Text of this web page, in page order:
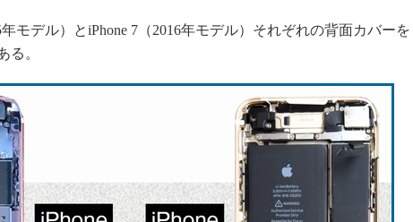
年モデル）とiPhone 7（2016年モデル）それぞれの背面カバーを
る。